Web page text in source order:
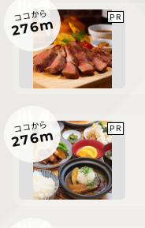
ココから
276m
ココから
276m